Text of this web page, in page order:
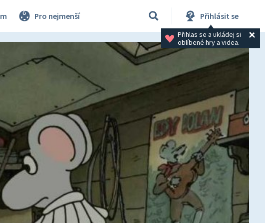
Pro nejmenší Přihlásit se
Přihlas se a ukládej si
oblíbené hry a videa.